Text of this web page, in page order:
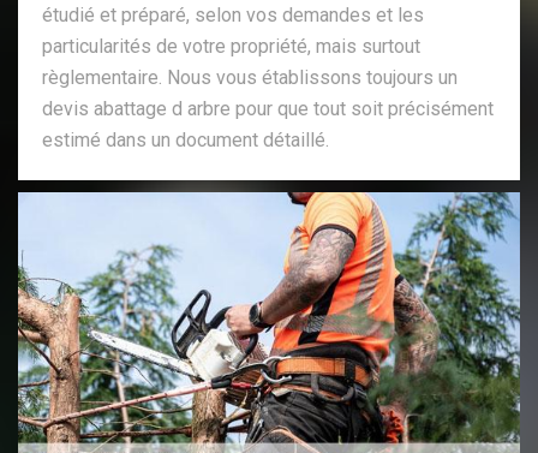
étudié et préparé, selon vos demandes et les
particularités de votre propriété, mais surtout
règlementaire. Nous vous établissons toujours un
devis abattage d arbre pour que tout soit précisément
estimé dans un document détaillé.